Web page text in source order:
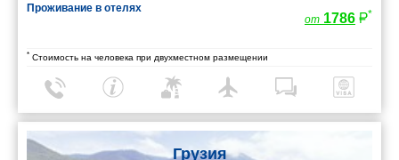
Проживание в отелях
от 1786 *
* Стоимость на человека при двухместном размещении
Грузия